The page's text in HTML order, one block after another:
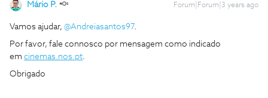
Mário P. Forum|Forum|3 years ago
Vamos ajudar, @Andreiasantos97.
Por favor, fale connosco por mensagem como indicado
em cinemas.nos.pt.
Obrigado